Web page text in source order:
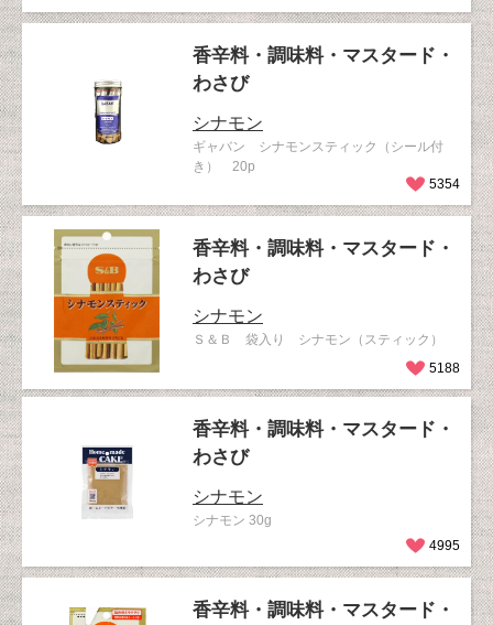
香辛料・調味料・マスタード・
わさび
シナモン
ギャバン シナモンスティック（シール付
き） 20p
5354
香辛料・調味料・マスタード・
わさび
シナモン
Ｓ＆Ｂ 袋入り シナモン（スティック）
5188
香辛料・調味料・マスタード・
わさび
シナモン
シナモン 30g
4995
香辛料・調味料・マスタード・